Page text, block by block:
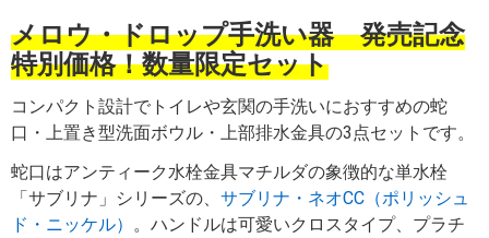
メロウ・ドロップ手洗い器 発売記念
特別価格！数量限定セット
コンパクト設計でトイレや玄関の手洗いにおすすめの蛇
口・上置き型洗面ボウル・上部排水金具の3点セットです。
蛇口はアンティーク水栓金具マチルダの象徴的な単水栓
「サブリナ」シリーズの、 サブリナ・ネオCC（ポリッシュ
ド・ニッケル）
。ハンドルは可愛いクロスタイプ、プラチ